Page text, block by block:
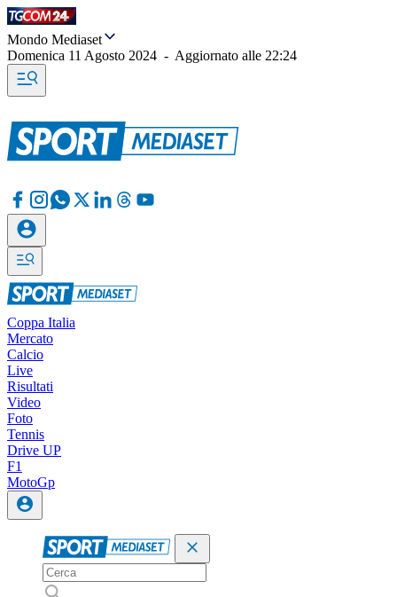
Mondo Mediaset
Domenica 11 Agosto 2024 - Aggiornato alle 22:24
Coppa Italia
Mercato
Calcio
Live
Risultati
Video
Foto
Tennis
Drive UP
F1
MotoGp